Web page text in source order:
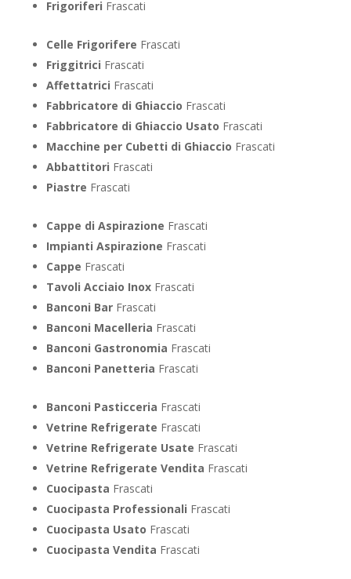
Frigoriferi Frascati
Celle Frigorifere Frascati
Friggitrici Frascati
Affettatrici Frascati
Fabbricatore di Ghiaccio Frascati
Fabbricatore di Ghiaccio Usato Frascati
Macchine per Cubetti di Ghiaccio Frascati
Abbattitori Frascati
Piastre Frascati
Cappe di Aspirazione Frascati
Impianti Aspirazione Frascati
Cappe Frascati
Tavoli Acciaio Inox Frascati
Banconi Bar Frascati
Banconi Macelleria Frascati
Banconi Gastronomia Frascati
Banconi Panetteria Frascati
Banconi Pasticceria Frascati
Vetrine Refrigerate Frascati
Vetrine Refrigerate Usate Frascati
Vetrine Refrigerate Vendita Frascati
Cuocipasta Frascati
Cuocipasta Professionali Frascati
Cuocipasta Usato Frascati
Cuocipasta Vendita Frascati